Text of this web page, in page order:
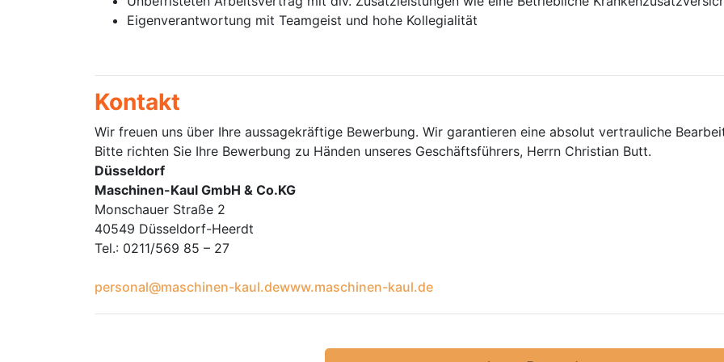
Eigenverantwortung mit Teamgeist und hohe Kollegialität
Kontakt
Wir freuen uns über Ihre aussagekräftige Bewerbung. Wir garantieren eine absolut vertrauliche
Bitte richten Sie Ihre Bewerbung zu Händen unseres Geschäftsführers, Herrn Christian Butt.
Düsseldorf
Maschinen-Kaul GmbH & Co.KG
Monschauer Straße 2
40549 Düsseldorf-Heerdt
Tel.: 0211/569 85 – 27
personal@maschinen-kaul.dewww.maschinen-kaul.de